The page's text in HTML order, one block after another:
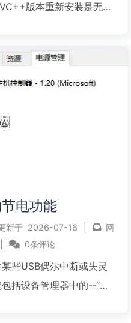
版本重新安装是无法
如此会一直递归下去，
系统中加载的签名文件
电功能
新于 2026-07-16
网
0条评论
些USB偶尔中断或失灵
括设备管理器中的--“允